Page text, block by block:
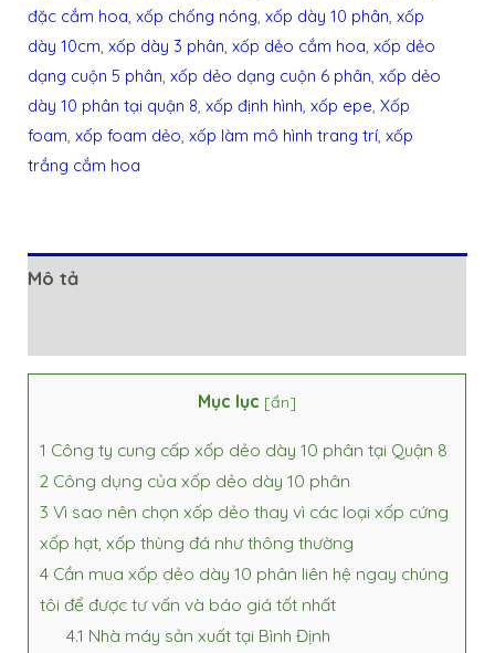
đặc cắm hoa,xốp chống nóng,xốp dày 10 phân,xốp
dày 10cm,xốp dày 3 phân,xốp dẻo cắm hoa,xốp dẻo
dạng cuộn 5 phân,xốp dẻo dạng cuộn 6 phân,xốp dẻo
dày 10 phân tại quận 8,xốp định hình,xốp epe,Xốp
foam,xốp foam dẻo,xốp làm mô hình trang trí,xốp
trắng cắm hoa
Mô tả
Mục lục [ẩn]
1 Công ty cung cấp xốp dẻo dày 10 phân tại Quận 8
2 Công dụng của xốp dẻo dày 10 phân
3 Vì sao nên chọn xốp dẻo thay vì các loại xốp cứng
xốp hạt, xốp thùng đá như thông thường
4 Cần mua xốp dẻo dày 10 phân liên hệ ngay chúng
tôi để được tư vấn và báo giá tốt nhất
4.1 Nhà máy sản xuất tại Bình Định